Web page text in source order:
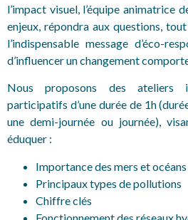
l’impact visuel, l’équipe animatrice
enjeux, répondra aux questions,
l’indispensable message d’éco-
d’influencer un changement
Nous proposons des ateliers
participatifs d’une durée de 1h
une demi-journée ou journée),
éduquer :
Importance des mers et océans
Principaux types de pollutions
Chiffre clés